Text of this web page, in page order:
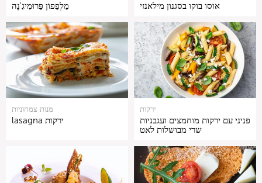
מֵלְפֵפוֹן פַּרוּמִיגִ'נָה אוסו בוקו בסגנון מילאנזי
מנות צמחוניות
lasagna ירקות
ירקות
פניני עם ירקות מוחמצים ועגבניות
שרי מבושלות לאט